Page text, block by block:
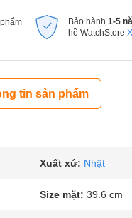
Bảo hành 1-5
hồ WatchStore
tin sản phẩm
Xuất xứ: Nhật
Size mặt: 39.6 cm